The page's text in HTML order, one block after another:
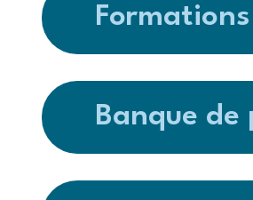
Banque de